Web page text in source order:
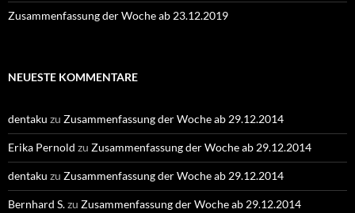
Zusammenfassung der Woche ab 23.12.2019
NEUESTE KOMMENTARE
dentaku zu Zusammenfassung der Woche ab 29.12.2014
Erika Pernold zu Zusammenfassung der Woche ab 29.12.2014
dentaku zu Zusammenfassung der Woche ab 29.12.2014
Bernhard S.zu Zusammenfassung der Woche ab 29.12.2014